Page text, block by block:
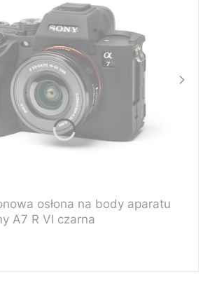
osłona na body aparatu
A7 R VI czarna